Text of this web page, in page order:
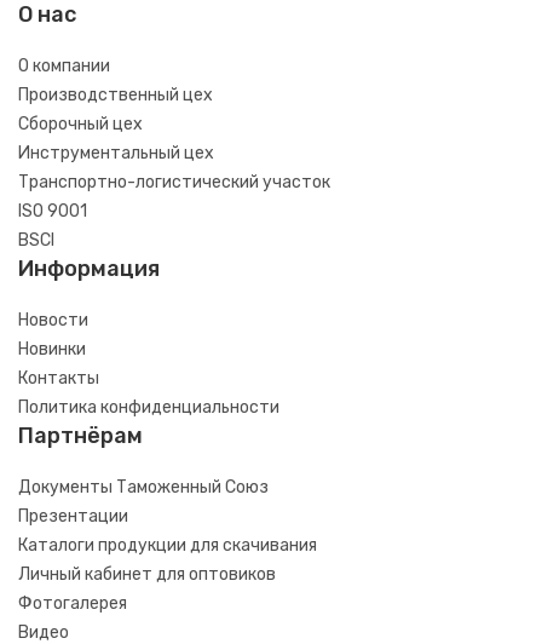
О нас
О компании
Производственный цех
Сборочный цех
Инструментальный цех
Транспортно-логистический участок
ISO 9001
BSCI
Информация
Новости
Новинки
Контакты
Политика конфиденциальности
Партнёрам
Документы Таможенный Союз
Презентации
Каталоги продукции для скачивания
Личный кабинет для оптовиков
Фотогалерея
Видео